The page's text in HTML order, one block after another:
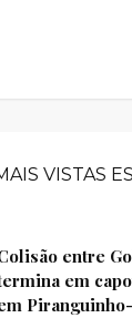
VISTAS
entre
em